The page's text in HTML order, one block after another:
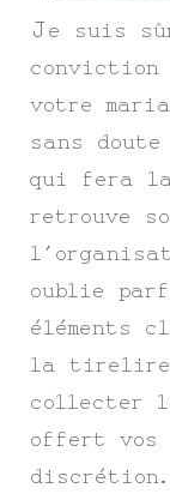
Je suis
conviction
votre
sans
qui fera
retrouve
oublie
éléments
la tirelire
collecter
offert vos
discrétion.